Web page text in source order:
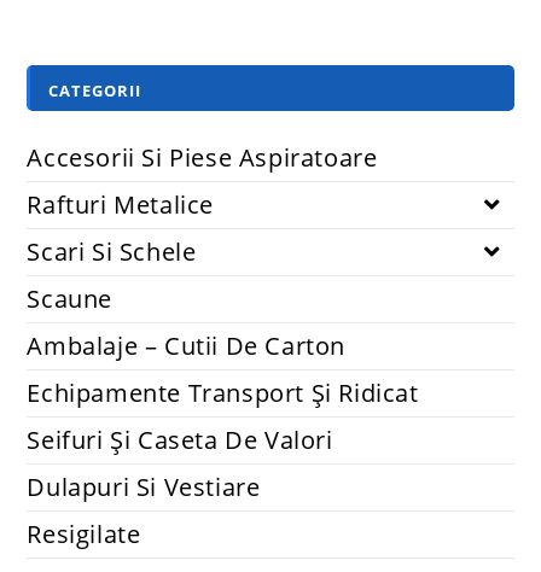
CATEGORII
Accesorii Si Piese Aspiratoare
Rafturi Metalice
Scari Si Schele
Scaune
Ambalaje – Cutii De Carton
Echipamente Transport Și Ridicat
Seifuri Și Caseta De Valori
Dulapuri Si Vestiare
Resigilate